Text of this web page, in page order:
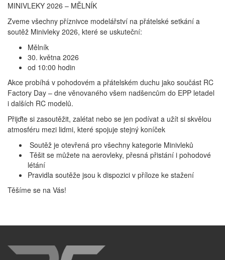
MINIVLEKY 2026 – MĚLNÍK
Zveme všechny příznivce modelářství na přátelské setkání a
soutěž Minivleky 2026, které se uskuteční:
Mělník
30. května 2026
od 10:00 hodin
Akce probíhá v pohodovém a přátelském duchu jako součást RC
Factory Day – dne věnovaného všem nadšencům do EPP letadel
i dalších RC modelů.
Přijďte si zasoutěžit, zalétat nebo se jen podívat a užít si skvělou
atmosféru mezi lidmi, které spojuje stejný koníček
Soutěž je otevřená pro všechny kategorie Minivleků
Těšit se můžete na aerovleky, přesná přistání i pohodové
létání
Pravidla soutěže jsou k dispozici v příloze ke stažení
Těšíme se na Vás!